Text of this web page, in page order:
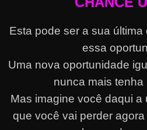
Esta pode ser a sua
essa
Uma nova oportunidade
nunca mais tenha
Mas imagine você daqui a
que você vai perder